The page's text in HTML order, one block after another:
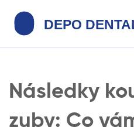
Následky
zuby: Co